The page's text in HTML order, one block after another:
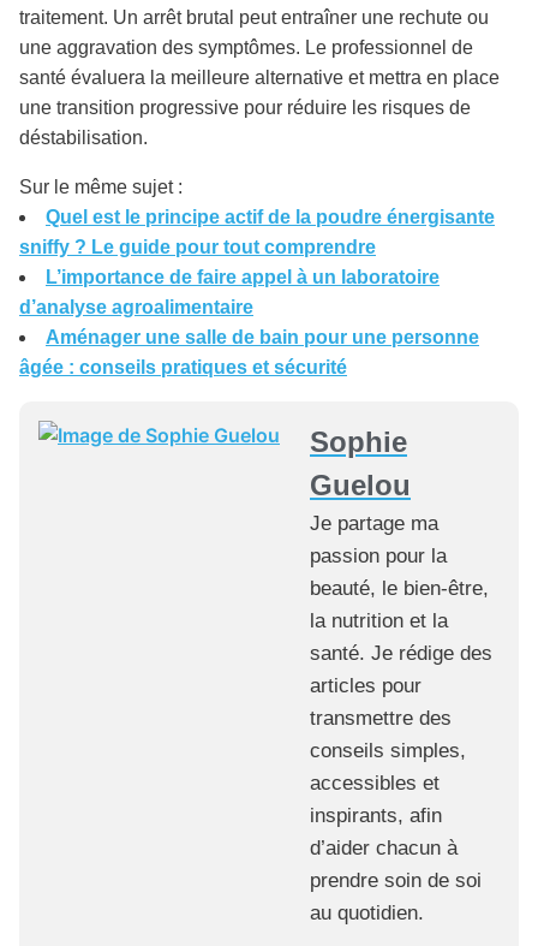
traitement. Un arrêt brutal peut entraîner une rechute ou
une aggravation des symptômes. Le professionnel de
santé évaluera la meilleure alternative et mettra en place
une transition progressive pour réduire les risques de
déstabilisation.
Sur le même sujet :
Quel est le principe actif de la poudre énergisante
sniffy ? Le guide pour tout comprendre
L’importance de faire appel à un laboratoire
d’analyse agroalimentaire
Aménager une salle de bain pour une personne
âgée : conseils pratiques et sécurité
Sophie
Guelou
Je partage ma
passion pour la
beauté, le bien-être,
la nutrition et la
santé. Je rédige des
articles pour
transmettre des
conseils simples,
accessibles et
inspirants, afin
d’aider chacun à
prendre soin de soi
au quotidien.